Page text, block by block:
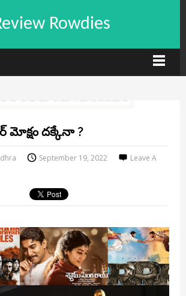
Rowdies
మోక్షం దక్కేనా ?
September 19, 2022
Leave A